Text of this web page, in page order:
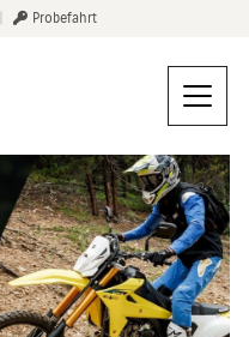
Probefahrt